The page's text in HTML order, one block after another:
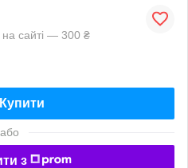
сайті — 300 ₴
Купити
або
з